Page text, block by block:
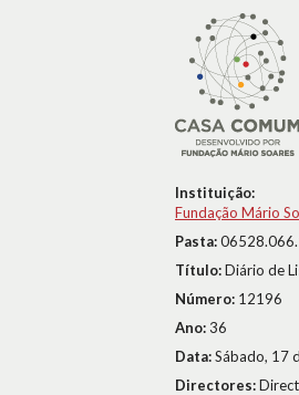
Instituição:
Fundação Mário
Pasta:
Título:Diário de
Número: 12196
Ano:36
Data:Sábado, 17
Directores: